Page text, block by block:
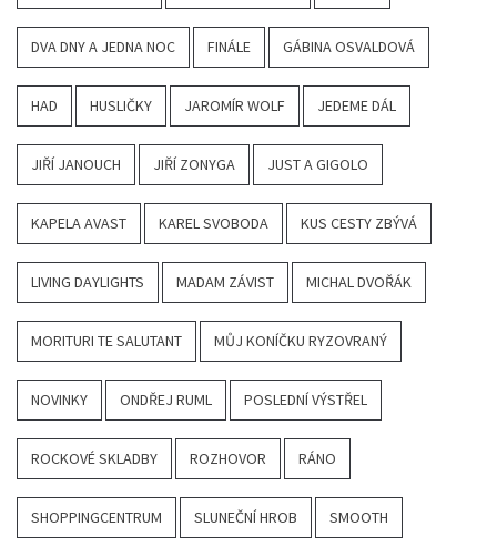
DVA DNY A JEDNA NOC FINÁLE GÁBINA OSVALDOVÁ
HAD HUSLIČKY JAROMÍR WOLF JEDEME DÁL
JIŘÍ JANOUCH JIŘÍ ZONYGA JUST A GIGOLO
KAPELA AVAST KAREL SVOBODA KUS CESTY ZBÝVÁ
LIVING DAYLIGHTS MADAM ZÁVIST MICHAL DVOŘÁK
MORITURI TE SALUTANT MŮJ KONÍČKU RYZOVRANÝ
NOVINKY ONDŘEJ RUML POSLEDNÍ VÝSTŘEL
ROCKOVÉ SKLADBY ROZHOVOR RÁNO
SHOPPINGCENTRUM SLUNEČNÍ HROB SMOOTH